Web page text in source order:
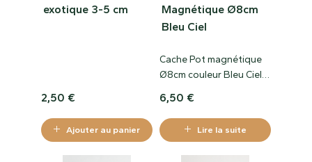
Ajouter au panier
exotique 3-5 cm
2,50 €
Lire la suite
Magnétique Ø8cm
Bleu Ciel
Cache Pot magnétique
Ø8cm couleur Bleu Ciel
pot magnétique qui se
colle comme un magnets
! S’accroche sur toutes
6,50 €